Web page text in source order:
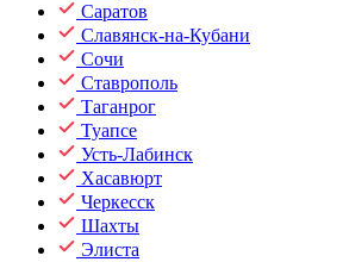
Саратов
Славянск-на-Кубани
Сочи
Ставрополь
Таганрог
Туапсе
Усть-Лабинск
Хасавюрт
Черкесск
Шахты
Элиста